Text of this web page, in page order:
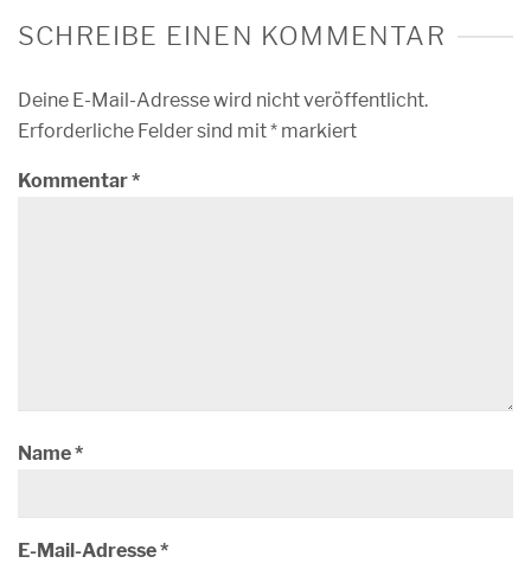
SCHREIBE EINEN KOMMENTAR
Deine E-Mail-Adresse wird nicht veröffentlicht.
Erforderliche Felder sind mit* markiert
Kommentar*
Name*
E-Mail-Adresse*